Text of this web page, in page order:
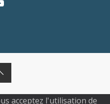
acceptez l'utilisation de